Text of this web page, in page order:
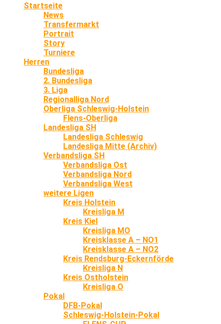
Startseite
News
Transfermarkt
Portrait
Story
Turniere
Herren
Bundesliga
2. Bundesliga
3. Liga
Regionalliga Nord
Oberliga Schleswig-Holstein
Flens-Oberliga
Landesliga SH
Landesliga Schleswig
Landesliga Mitte (Archiv)
Verbandsliga SH
Verbandsliga Ost
Verbandsliga Nord
Verbandsliga West
weitere Ligen
Kreis Holstein
Kreisliga M
Kreis Kiel
Kreisliga MO
Kreisklasse A – NO1
Kreisklasse A – NO2
Kreis Rendsburg-Eckernförde
Kreisliga N
Kreis Ostholstein
Kreisliga O
Pokal
DFB-Pokal
Schleswig-Holstein-Pokal